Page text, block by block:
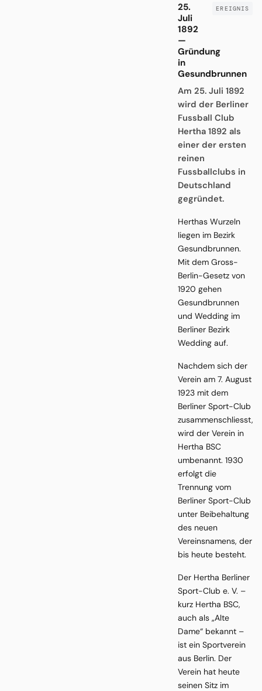
25.
Juli
1892
—
Gründung
in
Gesundbrunnen
Am 25. Juli 1892
wird der Berliner
Fussball Club
Hertha 1892 als
einer der ersten
reinen
Fussballclubs in
Deutschland
gegründet.
Herthas Wurzeln
liegen im Bezirk
Gesundbrunnen.
Mit dem Gross-
Berlin-Gesetz von
1920 gehen
Gesundbrunnen
und Wedding im
Berliner Bezirk
Wedding auf.
Nachdem sich der
Verein am 7. August
1923 mit dem
Berliner Sport-Club
zusammenschliesst,
wird der Verein in
Hertha BSC
umbenannt. 1930
erfolgt die
Trennung vom
Berliner Sport-Club
unter Beibehaltung
des neuen
Vereinsnamens, der
bis heute besteht.
Der Hertha Berliner
Sport-Club e. V. –
kurz Hertha BSC,
auch als „Alte
Dame“ bekannt –
ist ein Sportverein
aus Berlin. Der
Verein hat heute
seinen Sitz im